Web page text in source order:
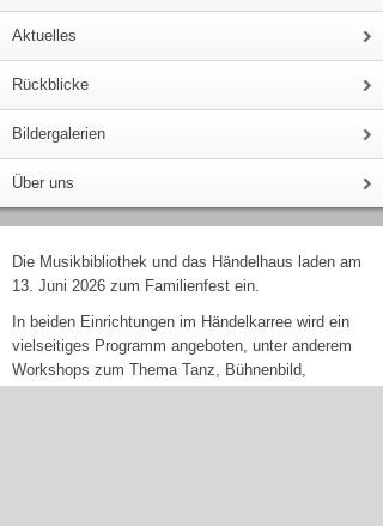
Aktuelles
Rückblicke
Bildergalerien
Über uns
Die Musikbibliothek und das Händelhaus laden am
13. Juni 2026 zum Familienfest ein.
In beiden Einrichtungen im Händelkarree wird ein
vielseitiges Programm angeboten, unter anderem
Workshops zum Thema Tanz, Bühnenbild,